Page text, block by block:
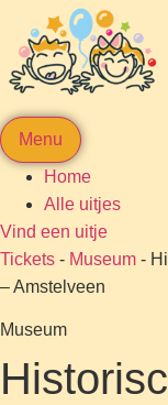
Menu
Home
Alle uitjes
Vind een uitje
Tickets - Museum -
– Amstelveen
Museum